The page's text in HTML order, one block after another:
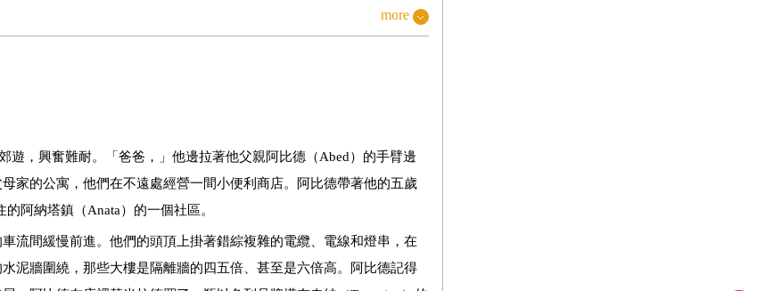
more
遊，興奮難耐。「爸爸，」他邊拉著他父親阿比德（Abed）的手臂邊
家的公寓，他們在不遠處經營一間小便利商店。阿比德帶著他的五歲
阿納塔鎮（Anata）的一個社區。
流間緩慢前進。他們的頭頂上掛著錯綜複雜的電纜、電線和燈串，在
泥牆圍繞，那些大樓是隔離牆的四五倍、甚至是六倍高。阿比德記得